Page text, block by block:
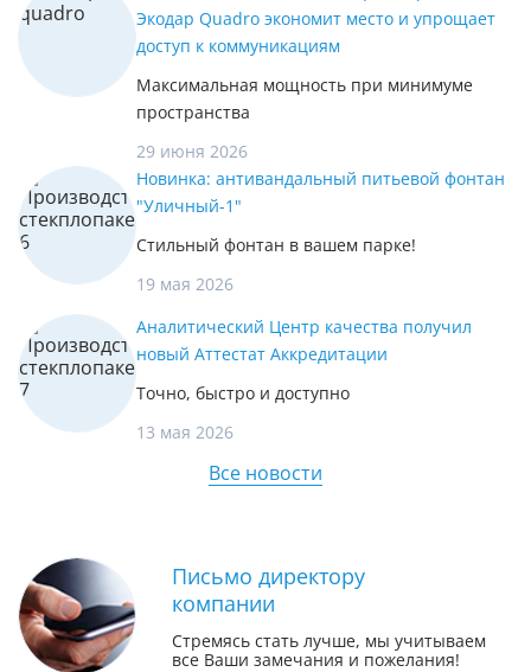
Экодар Quadro экономит место и упрощает
доступ к коммуникациям
Максимальная мощность при минимуме
пространства
29 июня 2026
Новинка: антивандальный питьевой фонтан
"Уличный-1"
Стильный фонтан в вашем парке!
19 мая 2026
Аналитический Центр качества получил
новый Аттестат Аккредитации
Точно, быстро и доступно
13 мая 2026
Все новости
Письмо директору
компании
Стремясь стать лучше, мы учитываем
все Ваши замечания и пожелания!